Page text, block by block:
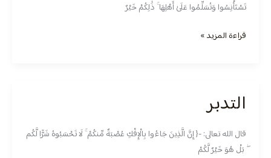
تَسْتَأْنِسُوا وَتُسَلِّمُوا عَلَىٰ أَهْلِهَا ۚ ذَٰلِكُمْ خَيْرٌ
قراءة المزيد »
التدبر
قال الله تعالى: -{ إِنَّ الَّذِينَ جَاءُوا بِالْإِفْكِ عُصْبَةٌ مِّنكُمْ ۚ لَا تَحْسَبُوهُ شَرًّا لَّكُم
ۖ بَلْ هُوَ خَيْرٌ لَّكُمْ
التدبر